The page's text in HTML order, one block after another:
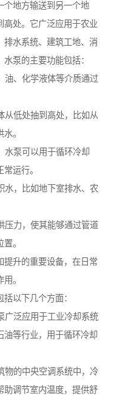
个地方输送到另一个地
高处。它广泛应用于农业
排水系统、建筑工地、消
泵的主要功能包括：
油、化学液体等介质通过
从低处抽到高处，比如从
。
水泵可以用于循环冷却
运行。
水，比如地下室排水、农
压力，使其能够通过管道
。
提升的重要设备，在日常
。
以下几个方面：
广泛应用于工业冷却系统
油等行业，用于循环冷却
物的中央空调系统中，冷
助调节室内温度，提供舒